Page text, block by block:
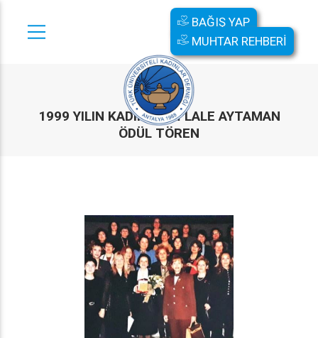
BAĞIŞ YAP
MUHTAR REHBERİ
1999 YILIN KADINI VALİ LALE AYTAMAN
ÖDÜL TÖREN